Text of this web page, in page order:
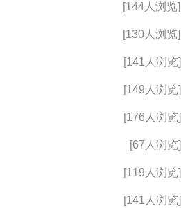
[144人浏览]
[130人浏览]
[141人浏览]
[149人浏览]
[176人浏览]
[67人浏览]
[119人浏览]
[141人浏览]